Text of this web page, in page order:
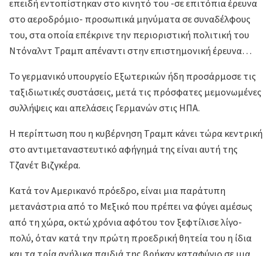
επειδή εντοπίστηκαν στο κινητό του -σε επιτόπια έρευνα
στο αεροδρόμιο- προσωπικά μηνύματα σε συναδέλφους
του, στα οποία επέκρινε την περιοριστική πολιτική του
Ντόναλντ Τραμπ απέναντι στην επιστημονική έρευνα…
Το γερμανικό υπουργείο Εξωτερικών ήδη προσάρμοσε τις
ταξιδιωτικές συστάσεις, μετά τις πρόσφατες μεμονωμένες
συλλήψεις και απελάσεις Γερμανών στις ΗΠΑ.
H περίπτωση που η κυβέρνηση Τραμπ κάνει τώρα κεντρική
στο αντιμεταναστευτικό αφήγημά της είναι αυτή της
Τζανέτ Βιζγκέρα.
Κατά τον Αμερικανό πρόεδρο, είναι μια παράτυπη
μετανάστρια από το Μεξικό που πρέπει να φύγει αμέσως
από τη χώρα, οκτώ χρόνια αφότου τον ξεφτίλισε λίγο-
πολύ, όταν κατά την πρώτη προεδρική θητεία του η ίδια
και τα τρία ανήλικα παιδιά της βρήκαν καταφύγιο σε μια